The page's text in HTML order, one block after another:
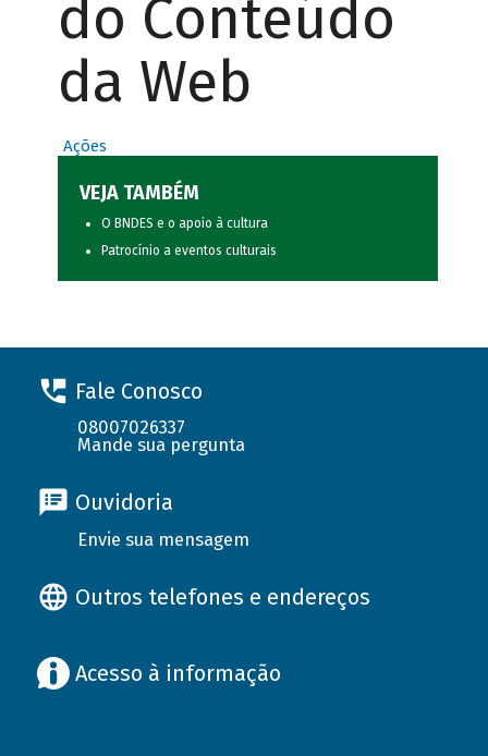
do Conteúdo
da Web
Ações
VEJA TAMBÉM
O BNDES e o apoio à cultura
Patrocínio a eventos culturais
Fale Conosco
08007026337
Mande sua pergunta
Ouvidoria
Envie sua mensagem
Outros telefones e endereços
Acesso à informação